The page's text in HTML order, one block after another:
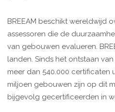
BREEAM beschikt wereldwijd
assessoren die de
van gebouwen evalueren.
landen. Sinds het ontstaan van
meer dan 540.000 certificaten
miljoen gebouwen zijn op dit
bijgevolg gecertificeerden in